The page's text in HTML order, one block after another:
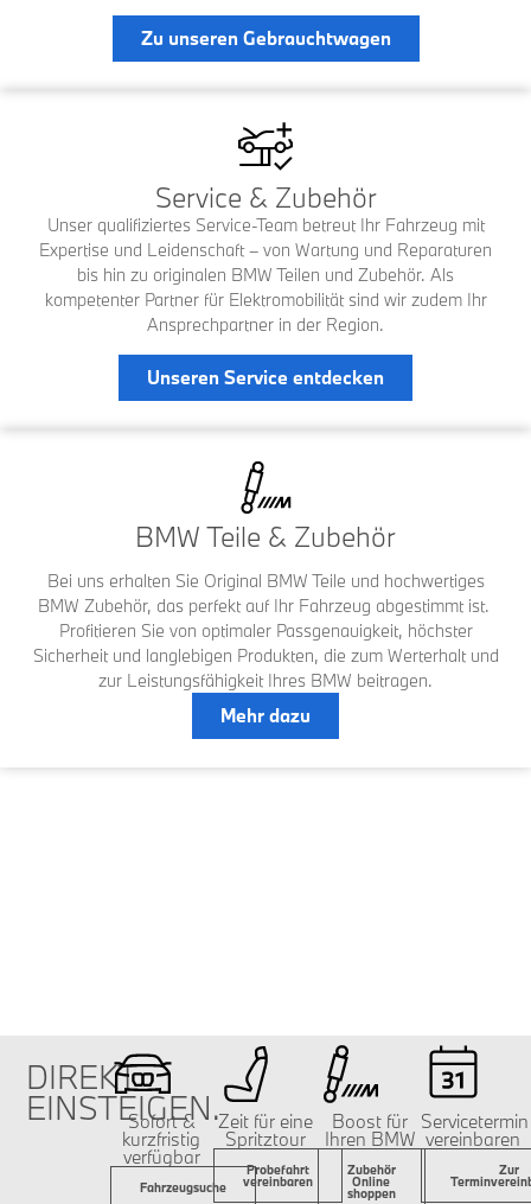
Zu unseren Gebrauchtwagen
Service & Zubehör
Unser qualifiziertes Service-Team betreut Ihr Fahrzeug mit
Expertise und Leidenschaft – von Wartung und Reparaturen
bis hin zu originalen BMW Teilen und Zubehör. Als
kompetenter Partner für Elektromobilität sind wir zudem Ihr
Ansprechpartner in der Region.
Unseren Service entdecken
BMW Teile & Zubehör
Bei uns erhalten Sie Original BMW Teile und hochwertiges
BMW Zubehör, das perfekt auf Ihr Fahrzeug abgestimmt ist.
Profitieren Sie von optimaler Passgenauigkeit, höchster
Sicherheit und langlebigen Produkten, die zum Werterhalt und
zur Leistungsfähigkeit Ihres BMW beitragen.
Mehr dazu
DIREKT
EINSTEIGEN.
Sofort &
kurzfristig
verfügbar
Fahrzeugsuche
Zeit für eine
Spritztour
Probefahrt
vereinbaren
Boost für
Ihren BMW
Zubehör
Online
shoppen
Servicetermin
vereinbaren
Zur